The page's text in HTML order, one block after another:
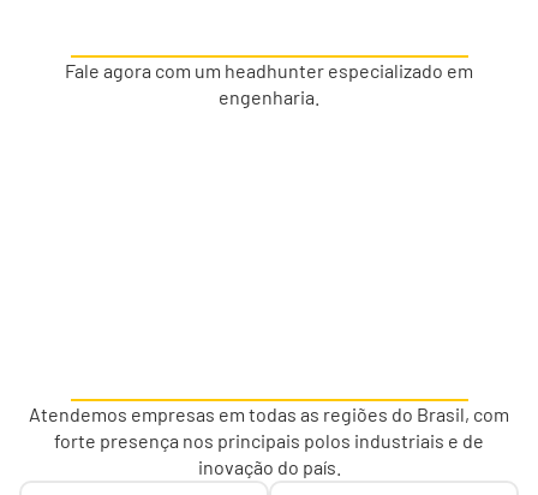
Fale agora com um headhunter especializado em
engenharia.
Atendemos empresas em todas as regiões do Brasil, com
forte presença nos principais polos industriais e de
inovação do país.